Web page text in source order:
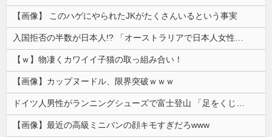
【画像】 このハゲにやられたJKがたくさんいるという事実
【ｗ】物凄くカワイイ子猫の取っ組み合い！
【画像】カップヌードル、限界突破ｗｗｗ
【画像】最近の高級ミニバンの顔キモすぎだろwww